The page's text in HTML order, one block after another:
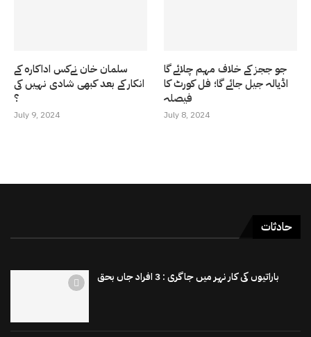
سلمان خان نےکس اداکارہ کے
انکار کے بعد کبھی شادی نہیں کی
؟
July 9, 2024
جو ججز کے خلاف مہم چلائے گا
اڈیالہ جیل جائے گا؛ فل کورٹ کا
فیصلہ
July 8, 2024
حادثات
باراتیوں کی کار نہر میں جاگری : 3 افراد جاں بحق